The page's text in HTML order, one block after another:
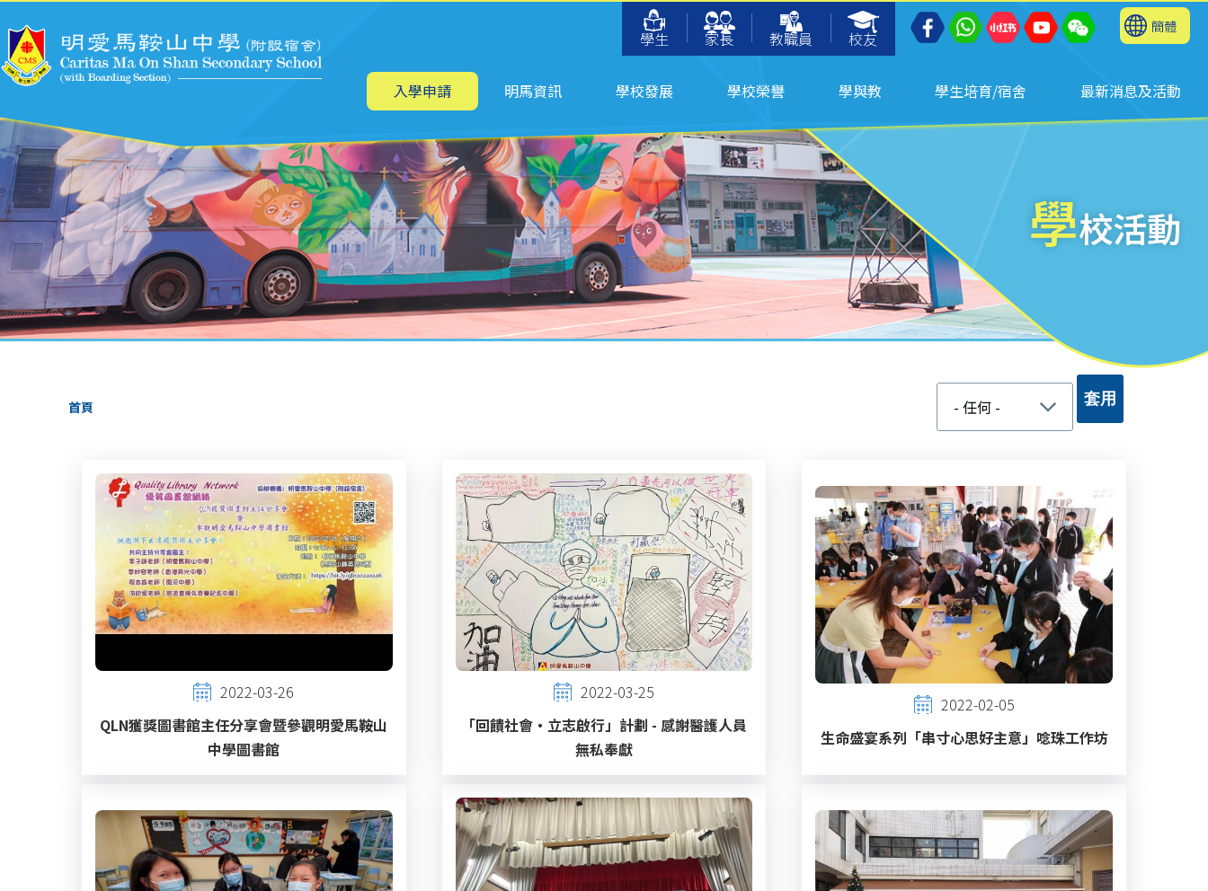
學生
家長 教職員 校友
簡體
主
航 入學申請 明馬資訊 學校發展 學校榮譽 學與教 學生培育/宿舍 最新消息及活動
學校活動
導
連
首頁
2022-03-26
QLN獲獎圖書館主任分享會暨參觀明愛馬鞍山
中學圖書館
2022-03-25
「回饋社會‧立志啟行」計劃 - 感謝醫護人員
無私奉獻
2022-02-05
生命盛宴系列「串寸心思好主意」唸珠工作坊